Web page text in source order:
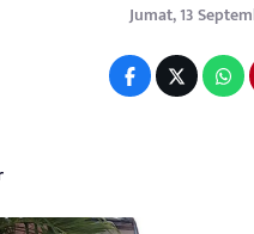
Jumat, 13